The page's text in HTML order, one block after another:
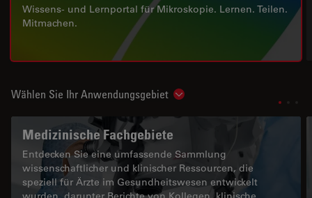
Wissens- und Lernportal für Mikroskopie. Lernen. Teilen.
Mitmachen.
Wählen Sie Ihr Anwendungsgebiet Show subnavigation
Medizinische Fachgebiete
Entdecken Sie eine umfassende Sammlung
wissenschaftlicher und klinischer Ressourcen, die
speziell für Ärzte im Gesundheitswesen entwickelt